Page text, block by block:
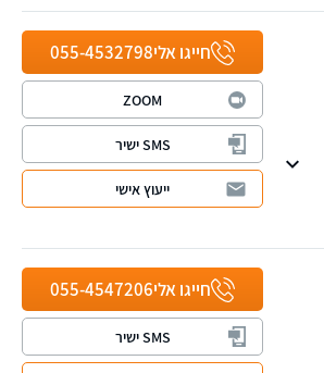
חייגו אלי055-4532798
ZOOM
SMS ישיר
ייעוץ אישי
חייגו אלי055-4547206
SMS ישיר